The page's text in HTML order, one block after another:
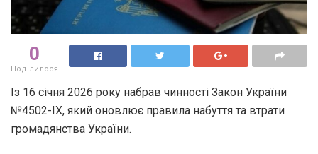
0
Поділилося
Із 16 січня 2026 року набрав чинності Закон України
№4502-ІХ, який оновлює правила набуття та втрати
громадянства України.